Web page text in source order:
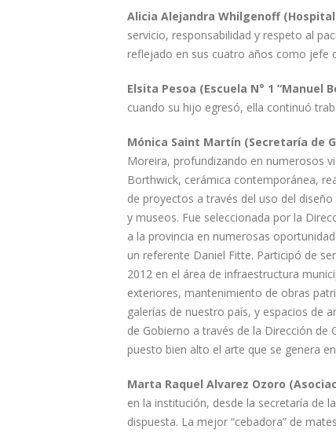
Alicia Alejandra Whilgenoff (Hospital
servicio, responsabilidad y respeto al
reflejado en sus cuatro años como jefe
Elsita Pesoa (Escuela N° 1 “Manuel
cuando su hijo egresó, ella continuó
Mónica Saint Martín (Secretaría de
Moreira, profundizando en numerosos
Borthwick, cerámica contemporánea,
de proyectos a través del uso del
y museos. Fue seleccionada por la
a la provincia en numerosas
un referente Daniel Fitte. Participó de
2012 en el área de infraestructura
exteriores, mantenimiento de obras
galerías de nuestro país, y espacios de
de Gobierno a través de la Dirección
puesto bien alto el arte que se genera
Marta Raquel Alvarez Ozoro
en la institución, desde la secretaría de
dispuesta. La mejor “cebadora” de